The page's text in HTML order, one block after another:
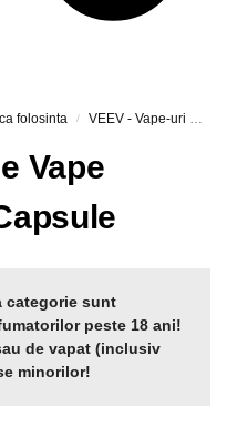
folosinta / VEEV - Vape-uri Reîncărcabile și Capsule Preumplute
Vape
categorie sunt
peste 18 ani!
de vapat (inclusiv
minorilor!